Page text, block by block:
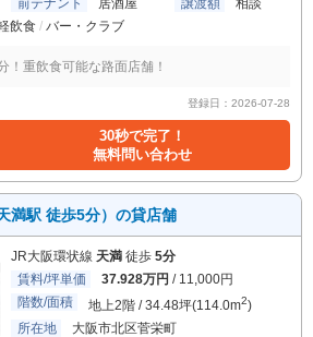
前テナント
居酒屋 譲渡額
相談
飲食 バー・クラブ
！重飲食可能な路面店舗！
登録日：2026-07-28
30秒で完了！
無料問い合わせ
満駅 徒歩5分）の貸店舗
JR大阪環状線 天満 徒歩 5分
賃料/坪単価
37.928万円 / 11,000円
階数/面積
地上2階 / 34.48坪(114.0m2)
所在地
大阪市北区菅栄町